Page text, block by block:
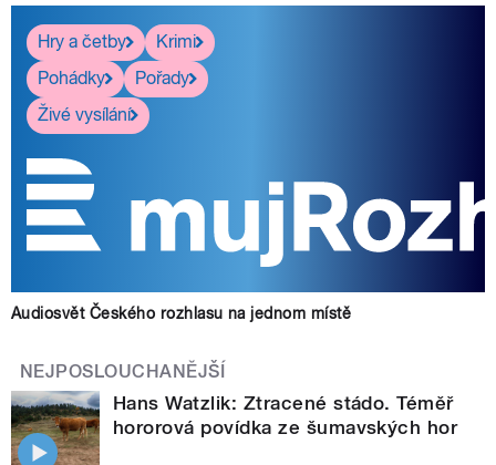
Hry a četby
Krimi
Pohádky
Pořady
Živé vysílání
Audiosvět Českého rozhlasu na jednom místě
NEJPOSLOUCHANĚJŠÍ
Hans Watzlik: Ztracené stádo. Téměř
hororová povídka ze šumavských hor